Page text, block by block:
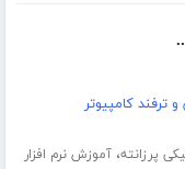
کامپیوتر
پرزانته،آموزش نرم افزار